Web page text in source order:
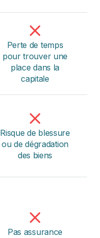
Perte de temps
pour trouver une
place dans la
capitale
Risque de blessure
ou de dégradation
des biens
Pas assurance